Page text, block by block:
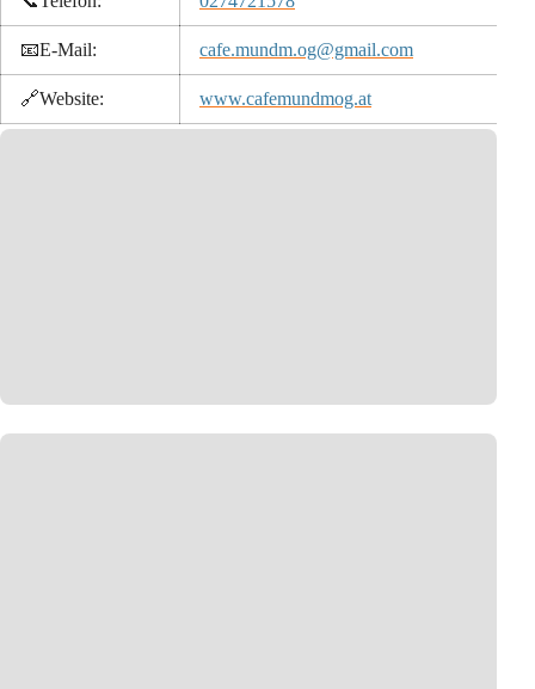
📧E-Mail: cafe.mundm.og@gmail.com
🔗Website: www.cafemundmog.at